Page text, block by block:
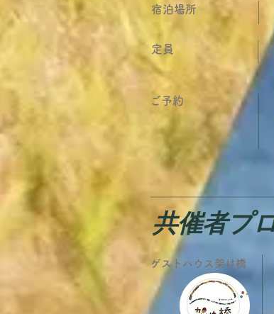
​ご予約
共催者プ
ゲストハウス架け橋
​宿泊場所
​定員